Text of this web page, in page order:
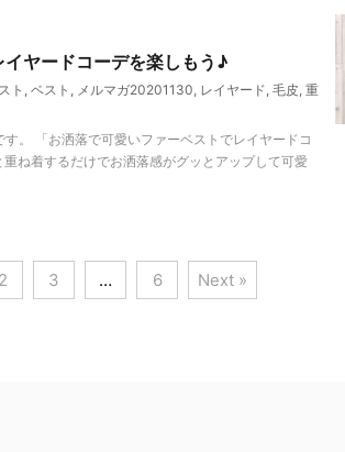
ヤードコーデを楽しもう♪
ト , ベスト , メルマガ20201130, レイヤード, 毛皮, 重
。 「お洒落で可愛いファーベストでレイヤードコ
ね着するだけでお洒落感がグッとアップして可愛
2 3 … 6 Next »